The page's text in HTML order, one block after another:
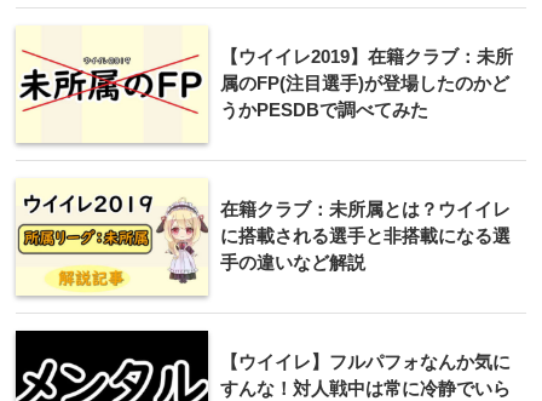
【ウイイレ2019】在籍クラブ：未所
属のFP(注目選手)が登場したのかど
うかPESDBで調べてみた
在籍クラブ：未所属とは？ウイイレ
に搭載される選手と非搭載になる選
手の違いなど解説
【ウイイレ】フルパフォなんか気に
すんな！対人戦中は常に冷静でいら